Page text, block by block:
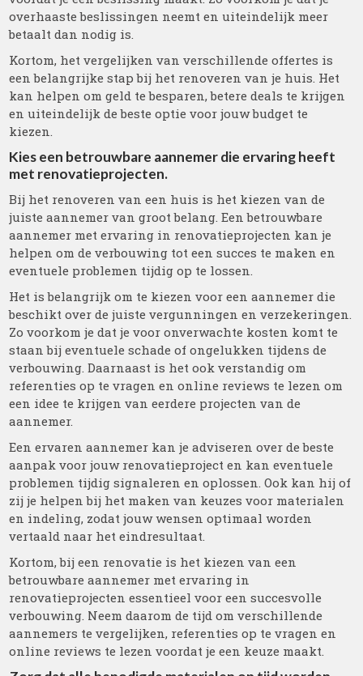
overhaaste beslissingen neemt en uiteindelijk meer
betaalt dan nodig is.
Kortom, het vergelijken van verschillende offertes is
een belangrijke stap bij het renoveren van je huis. Het
kan helpen om geld te besparen, betere deals te krijgen
en uiteindelijk de beste optie voor jouw budget te
kiezen.
Kies een betrouwbare aannemer die ervaring heeft
met renovatieprojecten.
Bij het renoveren van een huis is het kiezen van de
juiste aannemer van groot belang. Een betrouwbare
aannemer met ervaring in renovatieprojecten kan je
helpen om de verbouwing tot een succes te maken en
eventuele problemen tijdig op te lossen.
Het is belangrijk om te kiezen voor een aannemer die
beschikt over de juiste vergunningen en verzekeringen.
Zo voorkom je dat je voor onverwachte kosten komt te
staan bij eventuele schade of ongelukken tijdens de
verbouwing. Daarnaast is het ook verstandig om
referenties op te vragen en online reviews te lezen om
een idee te krijgen van eerdere projecten van de
aannemer.
Een ervaren aannemer kan je adviseren over de beste
aanpak voor jouw renovatieproject en kan eventuele
problemen tijdig signaleren en oplossen. Ook kan hij of
zij je helpen bij het maken van keuzes voor materialen
en indeling, zodat jouw wensen optimaal worden
vertaald naar het eindresultaat.
Kortom, bij een renovatie is het kiezen van een
betrouwbare aannemer met ervaring in
renovatieprojecten essentieel voor een succesvolle
verbouwing. Neem daarom de tijd om verschillende
aannemers te vergelijken, referenties op te vragen en
online reviews te lezen voordat je een keuze maakt.